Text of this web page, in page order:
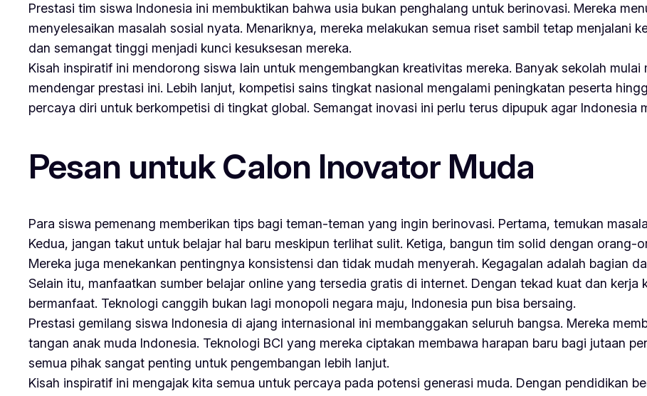
Prestasi tim siswa Indonesia ini membuktikan bahwa usia bukan penghalang untuk berinovasi. Mereka
menyelesaikan masalah sosial nyata. Menariknya, mereka melakukan semua riset sambil tetap menjalani
dan semangat tinggi menjadi kunci kesuksesan mereka.
Kisah inspiratif ini mendorong siswa lain untuk mengembangkan kreativitas mereka. Banyak sekolah
mendengar prestasi ini. Lebih lanjut, kompetisi sains tingkat nasional mengalami peningkatan peserta
percaya diri untuk berkompetisi di tingkat global. Semangat inovasi ini perlu terus dipupuk agar Indonesia
Pesan untuk Calon Inovator Muda
Para siswa pemenang memberikan tips bagi teman-teman yang ingin berinovasi. Pertama, temukan
Kedua, jangan takut untuk belajar hal baru meskipun terlihat sulit. Ketiga, bangun tim solid dengan orang-
Mereka juga menekankan pentingnya konsistensi dan tidak mudah menyerah. Kegagalan adalah bagian
Selain itu, manfaatkan sumber belajar online yang tersedia gratis di internet. Dengan tekad kuat dan kerja
bermanfaat. Teknologi canggih bukan lagi monopoli negara maju, Indonesia pun bisa bersaing.
Prestasi gemilang siswa Indonesia di ajang internasional ini membanggakan seluruh bangsa. Mereka
tangan anak muda Indonesia. Teknologi BCI yang mereka ciptakan membawa harapan baru bagi jutaan
semua pihak sangat penting untuk pengembangan lebih lanjut.
Kisah inspiratif ini mengajak kita semua untuk percaya pada potensi generasi muda. Dengan pendidikan